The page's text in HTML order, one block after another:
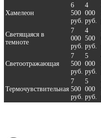
Хамелеон
6
500
руб.
4
000
руб.
Светящаяся в
темноте
7
000
руб.
4
500
руб.
Светоотражающая
7
500
руб.
5
000
руб.
Термочувствительная
7
500
руб.
5
000
руб.